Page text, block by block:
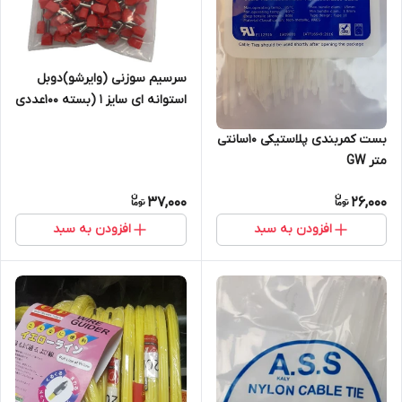
بست کمربندی پلاستیکی 10سانتی
متر GW
26,000
افزودن به سبد
سرسیم سوزنی (وایرشو)دوبل
استوانه ای سایز 1 (بسته 100عددی
37,000
افزودن به سبد